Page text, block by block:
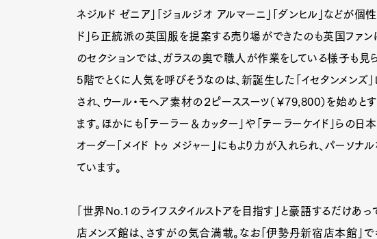
ネジルド ゼニア」「ジョルジオ アルマーニ」「ダンヒル」などが個
ド」ら正統派の英国服を提案する売り場ができたのも英国ファンに
のセクションでは、ガラスの奥で職人が作業をしている様子も見ら
5階でとくに人気を呼びそうなのは、新誕生した「イセタンメンズ
され、ウール・モヘア素材の２ピーススーツ（￥79,800）を始め
ます。ほかにも「テーラー＆カッター」や「テーラーケイド」らの
オーダー「メイド トゥ メジャー」にもより力が入れられ、パーソ
ています。
「世界No.1のライフスタイルストアを目指す」と豪語するだけ
店メンズ館は、さすがの気合満載。なお「伊勢丹新宿店本館」でも